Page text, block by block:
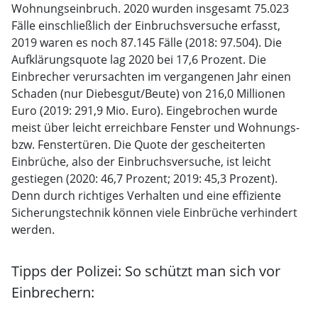
Wohnungseinbruch. 2020 wurden insgesamt 75.023
Fälle einschließlich der Einbruchsversuche erfasst,
2019 waren es noch 87.145 Fälle (2018: 97.504). Die
Aufklärungsquote lag 2020 bei 17,6 Prozent. Die
Einbrecher verursachten im vergangenen Jahr einen
Schaden (nur Diebesgut/Beute) von 216,0 Millionen
Euro (2019: 291,9 Mio. Euro). Eingebrochen wurde
meist über leicht erreichbare Fenster und Wohnungs-
bzw. Fenstertüren. Die Quote der gescheiterten
Einbrüche, also der Einbruchsversuche, ist leicht
gestiegen (2020: 46,7 Prozent; 2019: 45,3 Prozent).
Denn durch richtiges Verhalten und eine effiziente
Sicherungstechnik können viele Einbrüche verhindert
werden.
Tipps der Polizei: So schützt man sich vor
Einbrechern: